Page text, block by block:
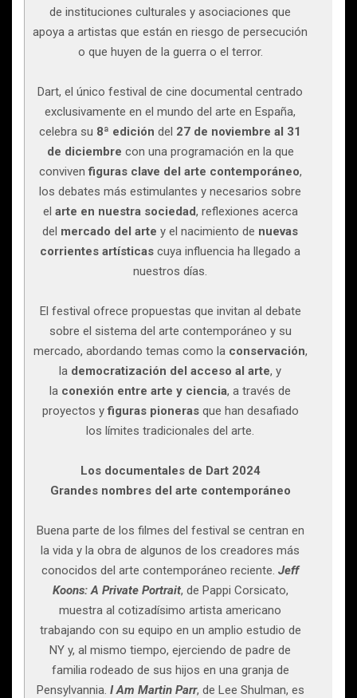
de instituciones culturales y asociaciones que
apoya a artistas que están en riesgo de persecución
o que huyen de la guerra o el terror.
Dart, el único festival de cine documental centrado
exclusivamente en el mundo del arte en España,
celebra su 8ª edición del 27 de noviembre al 31
de diciembre con una programación en la que
convivenfiguras clave del arte contemporáneo,
los debates más estimulantes y necesarios sobre
el arte en nuestra sociedad, reflexiones acerca
del mercado del arte y el nacimiento de nuevas
corrientes artísticas cuya influencia ha llegado a
nuestros días.
El festival ofrece propuestas que invitan al debate
sobre el sistema del arte contemporáneo y su
mercado, abordando temas como la conservación,
la democratización del acceso al arte, y
la conexión entre arte y ciencia, a través de
proyectos yfiguras pionerasque han desafiado
los límites tradicionales del arte.
Los documentales de Dart 2024
Grandes nombres del arte contemporáneo
Buena parte de los filmes del festival se centran en
la vida y la obra de algunos de los creadores más
conocidos del arte contemporáneo reciente. Jeff
Koons: A Private Portrait, de Pappi Corsicato,
muestra al cotizadísimo artista americano
trabajando con su equipo en un amplio estudio de
NY y, al mismo tiempo, ejerciendo de padre de
familia rodeado de sus hijos en una granja de
Pensylvannia. I Am Martin Parr, de Lee Shulman, es